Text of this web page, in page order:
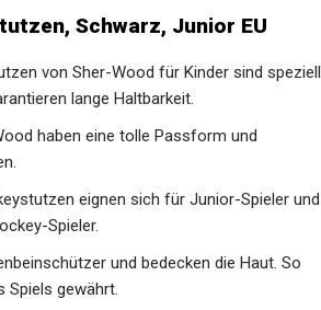
Schwarz, Junior EU
von Sher-Wood für Kinder sind speziell
lange Haltbarkeit.
haben eine tolle Passform und
eignen sich für Junior-Spieler und
Spieler.
und bedecken die Haut. So
Spiels gewährt.